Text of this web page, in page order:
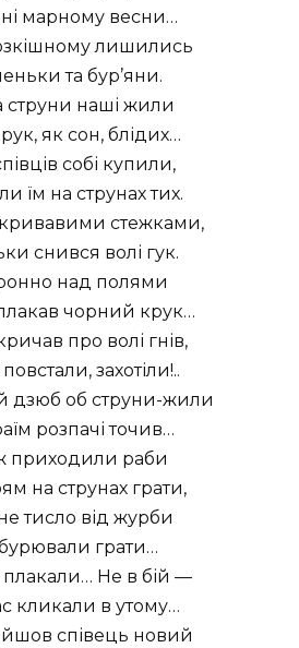
марному весни…
лишились
та бур’яни.
струни наші жили
рук, як сон, блідих…
собі купили,
їм на струнах тих.
стежками,
снився волі гук.
над полями
чорний крук…
про волі гнів,
захотіли!..
дзюб об струни-жили
розпачі точив…
приходили раби
на струнах грати,
тисло від журби
грати…
Не в бій —
кликали в утому…
співець новий